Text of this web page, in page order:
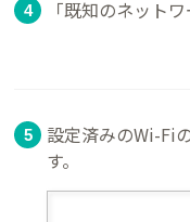
「既知のネット
設定済みのWi-Fi
す。